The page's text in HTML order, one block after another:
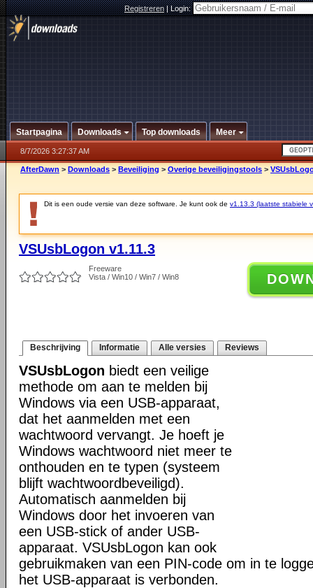
Registreren|Login:
Startpagina Downloads Top downloads Meer
8/7/2026 3:27:37 AM
AfterDawn > Downloads > Beveiliging > Overige beveiligingstools >
Dit is een oude versie van deze software. Je kunt ook de v1.13.3 (laatste stabiele
VSUsbLogon v1.11.3
Freeware
Vista / Win10 / Win7 / Win8
Beschrijving Informatie Alle versies Reviews
VSUsbLogon biedt een veilige
methode om aan te melden bij
Windows via een USB-apparaat,
dat het aanmelden met een
wachtwoord vervangt. Je hoeft je
Windows wachtwoord niet meer te
onthouden en te typen (systeem
blijft wachtwoordbeveiligd).
Automatisch aanmelden bij
Windows door het invoeren van
een USB-stick of ander USB-
apparaat. VSUsbLogon kan ook
gebruikmaken van een PIN-code om in te
het USB-apparaat is verbonden.